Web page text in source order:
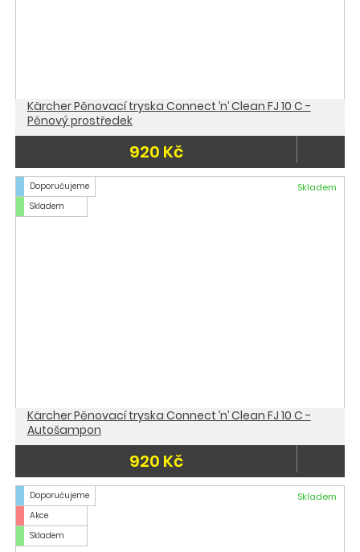
Kärcher Pěnovací tryska Connect ’n’ Clean FJ 10 C -
Pěnový prostředek
920 Kč
Doporučujeme
Skladem
Skladem
Kärcher Pěnovací tryska Connect ’n’ Clean FJ 10 C -
Autošampon
920 Kč
Doporučujeme
Akce
Skladem
Skladem